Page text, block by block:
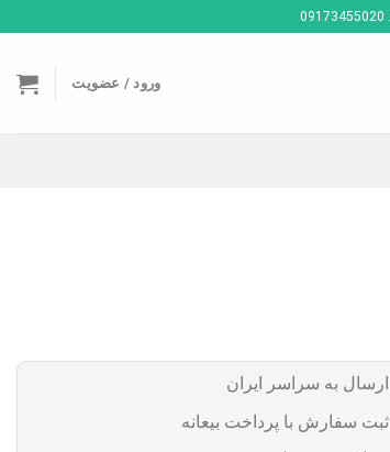
ورود / عضویت
ارسال به سراسر ایران
ثبت سفارش با پرداخت بیعانه